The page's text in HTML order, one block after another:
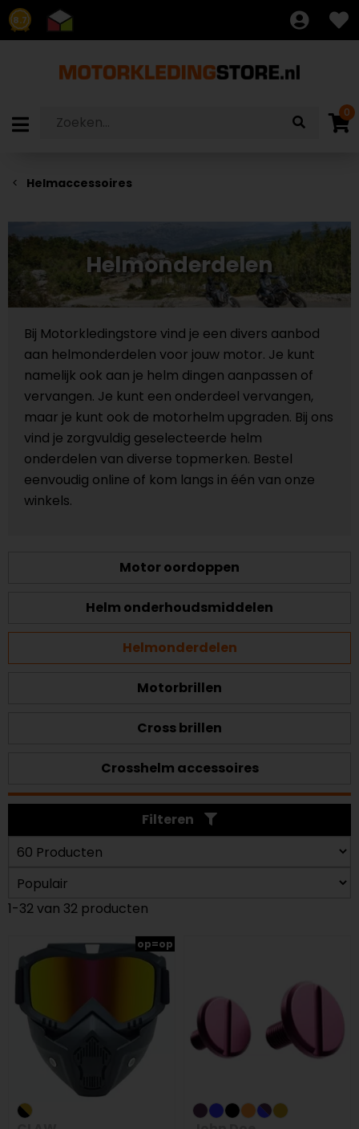
8.7
0
Helmaccessoires
Helmonderdelen
Bij Motorkledingstore vind je een divers aanbod
aan helmonderdelen voor jouw motor. Je kunt
namelijk ook aan je helm dingen aanpassen of
vervangen. Je kunt een onderdeel vervangen,
maar je kunt ook de motorhelm upgraden. Bij ons
vind je zorgvuldig geselecteerde helm
onderdelen van diverse topmerken. Bestel
eenvoudig online of kom langs in één van onze
winkels.
Motor oordoppen
Helm onderhoudsmiddelen
Helmonderdelen
Motorbrillen
Cross brillen
Crosshelm accessoires
Filteren
1-32 van 32 producten
op=op